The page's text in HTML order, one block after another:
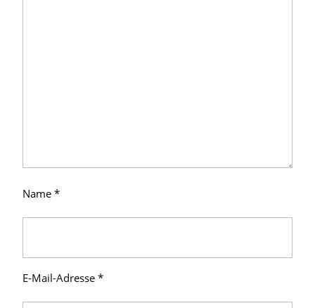
Name *
E-Mail-Adresse *